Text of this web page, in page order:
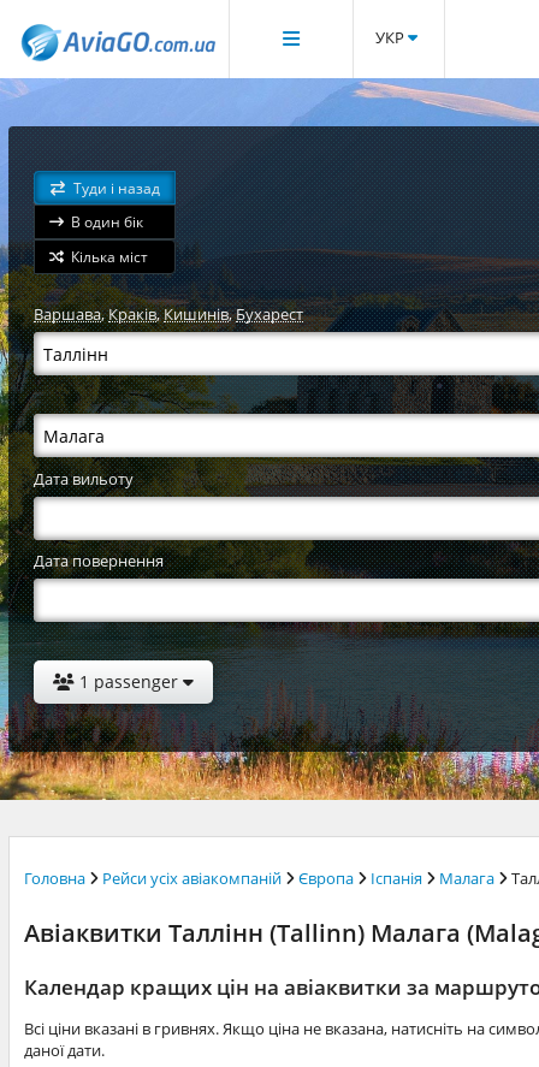
УКР
Туди і назад
В один бік
Кілька міст
Варшава,Краків,Кишинів,Бухарест
Дата вильоту
Дата повернення
1 passenger
Головна Рейси усіх авіакомпаній Європа Іспанія Малага
Авіаквитки Таллінн (Tallinn) Малага
Календар кращих цін на авіаквитки за
Всі ціни вказані в гривнях. Якщо ціна не вказана, натисніть на
даної дати.